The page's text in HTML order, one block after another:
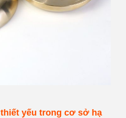
yếu trong cơ sở hạ